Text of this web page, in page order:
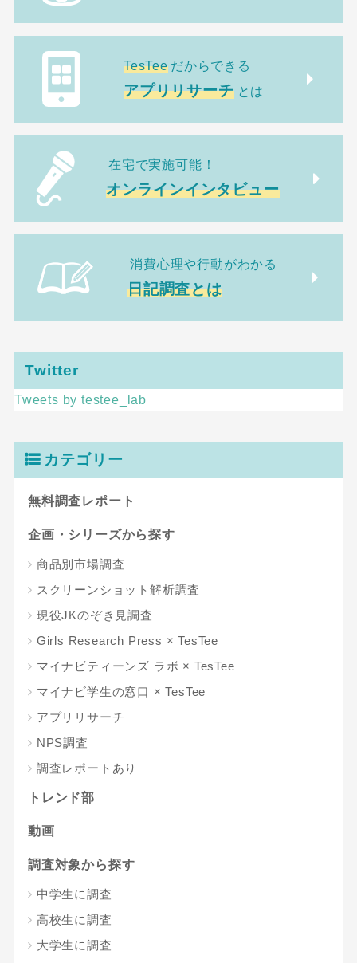
TesTee だからできる
アプリリサーチ とは
在宅で実施可能！
オンラインインタビュー
消費心理や行動がわかる
日記調査とは
Twitter
Tweets by testee_lab
カテゴリー
無料調査レポート
企画・シリーズから探す
商品別市場調査
スクリーンショット解析調査
現役JKのぞき見調査
Girls Research Press × TesTee
マイナビティーンズ ラボ × TesTee
マイナビ学生の窓口 × TesTee
アプリリサーチ
NPS調査
調査レポートあり
トレンド部
動画
調査対象から探す
中学生に調査
高校生に調査
大学生に調査